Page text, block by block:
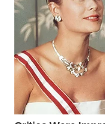
WAHANANEWS
CO ID
WAHANANEWS
NET
WAHANA